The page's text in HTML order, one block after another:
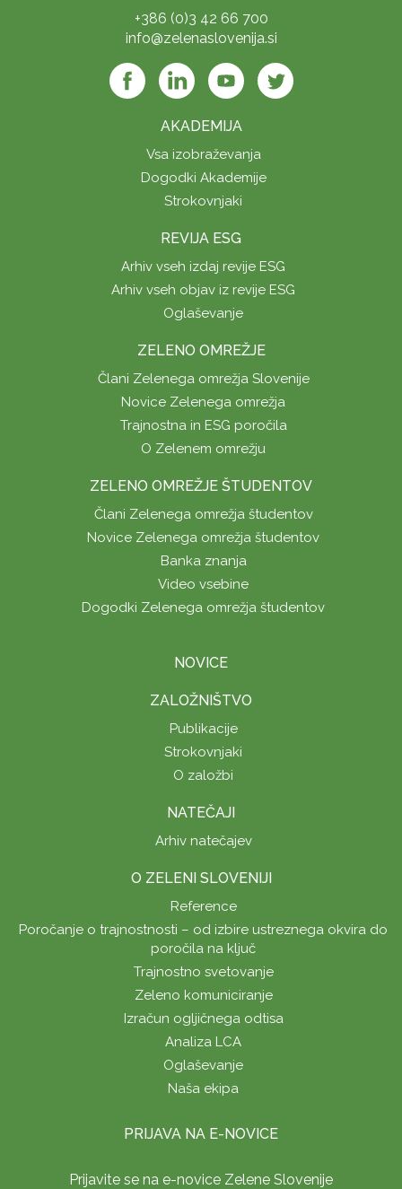
+386 (0)3 42 66 700
info@zelenaslovenija.si
AKADEMIJA
Vsa izobraževanja
Dogodki Akademije
Strokovnjaki
REVIJA ESG
Arhiv vseh izdaj revije ESG
Arhiv vseh objav iz revije ESG
Oglaševanje
ZELENO OMREŽJE
Člani Zelenega omrežja Slovenije
Novice Zelenega omrežja
Trajnostna in ESG poročila
O Zelenem omrežju
ZELENO OMREŽJE ŠTUDENTOV
Člani Zelenega omrežja študentov
Novice Zelenega omrežja študentov
Banka znanja
Video vsebine
Dogodki Zelenega omrežja študentov
NOVICE
ZALOŽNIŠTVO
Publikacije
Strokovnjaki
O založbi
NATEČAJI
Arhiv natečajev
O ZELENI SLOVENIJI
Reference
Poročanje o trajnostnosti – od izbire ustreznega okvira do
poročila na ključ
Trajnostno svetovanje
Zeleno komuniciranje
Izračun ogljičnega odtisa
Analiza LCA
Oglaševanje
Naša ekipa
PRIJAVA NA E-NOVICE
Prijavite se na e-novice Zelene Slovenije